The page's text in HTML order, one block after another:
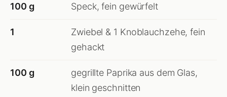
100 g Speck, fein gewürfelt
1
Zwiebel & 1 Knoblauchzehe, fein
gehackt
100 g
gegrillte Paprika aus dem Glas,
klein geschnitten